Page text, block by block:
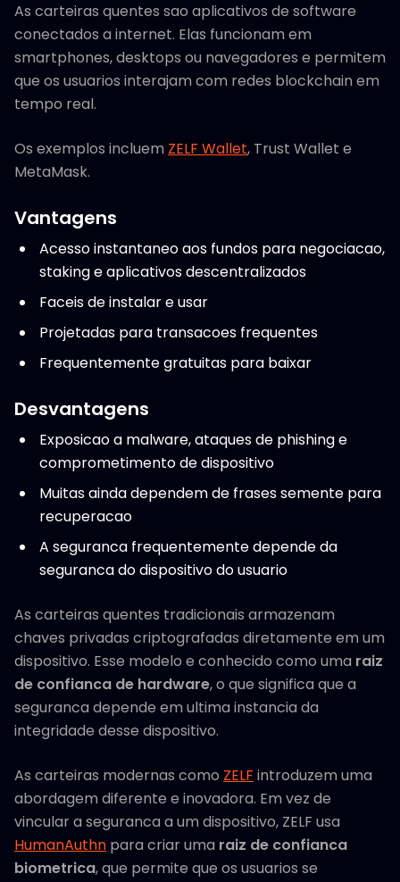
As carteiras quentes sao aplicativos de software
conectados a internet. Elas funcionam em
smartphones, desktops ou navegadores e permitem
que os usuarios interajam com redes blockchain em
tempo real.
Os exemplos incluem ZELF Wallet, Trust Wallet e
MetaMask.
Vantagens
Acesso instantaneo aos fundos para negociacao,
staking e aplicativos descentralizados
Faceis de instalar e usar
Projetadas para transacoes frequentes
Frequentemente gratuitas para baixar
Desvantagens
Exposicao a malware, ataques de phishing e
comprometimento de dispositivo
Muitas ainda dependem de frases semente para
recuperacao
A seguranca frequentemente depende da
seguranca do dispositivo do usuario
As carteiras quentes tradicionais armazenam
chaves privadas criptografadas diretamente em um
dispositivo. Esse modelo e conhecido como uma raiz
de confianca de hardware, o que significa que a
seguranca depende em ultima instancia da
integridade desse dispositivo.
As carteiras modernas como ZELF introduzem uma
abordagem diferente e inovadora. Em vez de
vincular a seguranca a um dispositivo, ZELF usa
HumanAuthn para criar uma raiz de confianca
biometrica, que permite que os usuarios se